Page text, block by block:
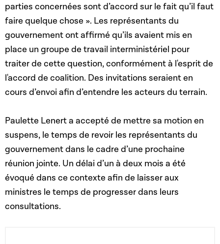
parties concernées sont d’accord sur le fait qu’il faut
faire quelque chose ». Les représentants du
gouvernement ont affirmé qu’ils avaient mis en
place un groupe de travail interministériel pour
traiter de cette question, conformément à l'esprit de
l'accord de coalition. Des invitations seraient en
cours d’envoi afin d’entendre les acteurs du terrain.
Paulette Lenert a accepté de mettre sa motion en
suspens, le temps de revoir les représentants du
gouvernement dans le cadre d’une prochaine
réunion jointe. Un délai d’un à deux mois a été
évoqué dans ce contexte afin de laisser aux
ministres le temps de progresser dans leurs
consultations.